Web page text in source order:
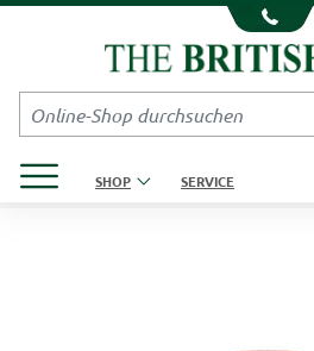
Kompletten Head der Seite überspringen
SHOP SERVICE